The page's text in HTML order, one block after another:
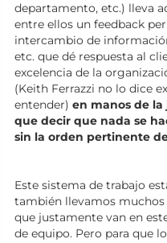
departamento, etc.) lleva
entre ellos un feedback
intercambio de
etc. que dé respuesta al
excelencia de la
(Keith Ferrazzi no lo dice
entender) en manos de
que decir que nada se
sin la orden pertinente
Este sistema de trabajo
también llevamos muchos
que justamente van en
de equipo. Pero para que